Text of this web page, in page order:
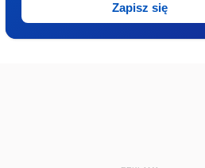
Zapisz się